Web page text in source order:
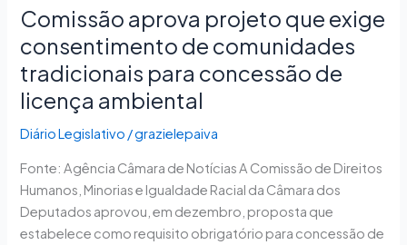
Comissão aprova projeto que exige
consentimento de comunidades
tradicionais para concessão de
licença ambiental
Diário Legislativo /grazielepaiva
Fonte: Agência Câmara de Notícias A Comissão de Direitos
Humanos, Minorias e Igualdade Racial da Câmara dos
Deputados aprovou, em dezembro, proposta que
estabelece como requisito obrigatório para concessão de
de
licença
ambiental